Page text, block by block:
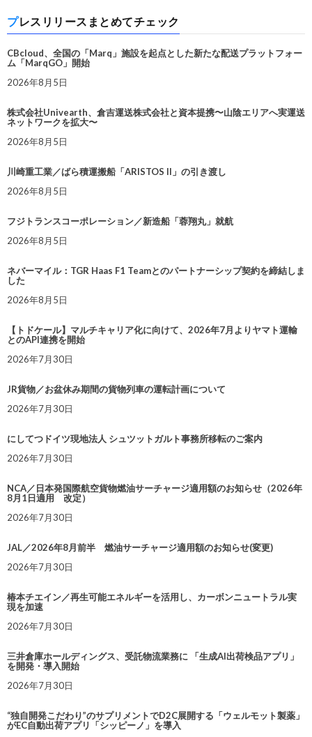
プレスリリースまとめてチェック
CBcloud、全国の「Marq」施設を起点とした新たな配送プラットフォー
ム「MarqGO」開始
2026年8月5日
株式会社Univearth、倉吉運送株式会社と資本提携〜山陰エリアへ実運送
ネットワークを拡大〜
2026年8月5日
川崎重工業／ばら積運搬船「ARISTOS II」の引き渡し
2026年8月5日
フジトランスコーポレーション／新造船「蓉翔丸」就航
2026年8月5日
ネバーマイル：TGR Haas F1 Teamとのパートナーシップ契約を締結しま
した
2026年8月5日
【トドケール】マルチキャリア化に向けて、2026年7月よりヤマト運輸
とのAPI連携を開始
2026年7月30日
JR貨物／お盆休み期間の貨物列車の運転計画について
2026年7月30日
にしてつドイツ現地法人 シュツットガルト事務所移転のご案内
2026年7月30日
NCA／日本発国際航空貨物燃油サーチャージ適用額のお知らせ（2026年
8月1日適用 改定）
2026年7月30日
JAL／2026年8月前半 燃油サーチャージ適用額のお知らせ(変更)
2026年7月30日
椿本チエイン／再生可能エネルギーを活用し、カーボンニュートラル実
現を加速
2026年7月30日
三井倉庫ホールディングス、受託物流業務に 「生成AI出荷検品アプリ」
を開発・導入開始
2026年7月30日
“独自開発こだわり”のサプリメントでD2C展開する「ウェルモット製薬」
がEC自動出荷アプリ「シッピーノ」を導入